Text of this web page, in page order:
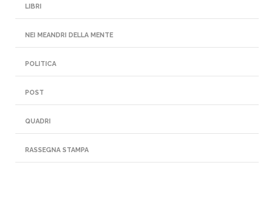
LIBRI
NEI MEANDRI DELLA MENTE
POLITICA
POST
QUADRI
RASSEGNA STAMPA